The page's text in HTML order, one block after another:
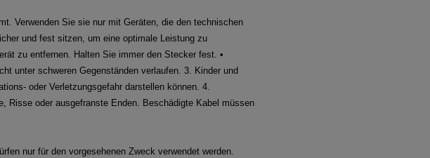
Verwenden Sie sie nur mit Geräten, die den technischen
und fest sitzen, um eine optimale Leistung zu
zu entfernen. Halten Sie immer den Stecker fest. •
unter schweren Gegenständen verlaufen. 3. Kinder und
oder Verletzungsgefahr darstellen können. 4.
Risse oder ausgefranste Enden. Beschädigte Kabel müssen
nur für den vorgesehenen Zweck verwendet werden.